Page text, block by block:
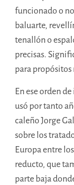
funcionado o
baluarte,
tenallón o
precisas.
para
En ese orden
usó por tanto
caleño Jorge
sobre los
Europa entre
reducto, que
parte baja